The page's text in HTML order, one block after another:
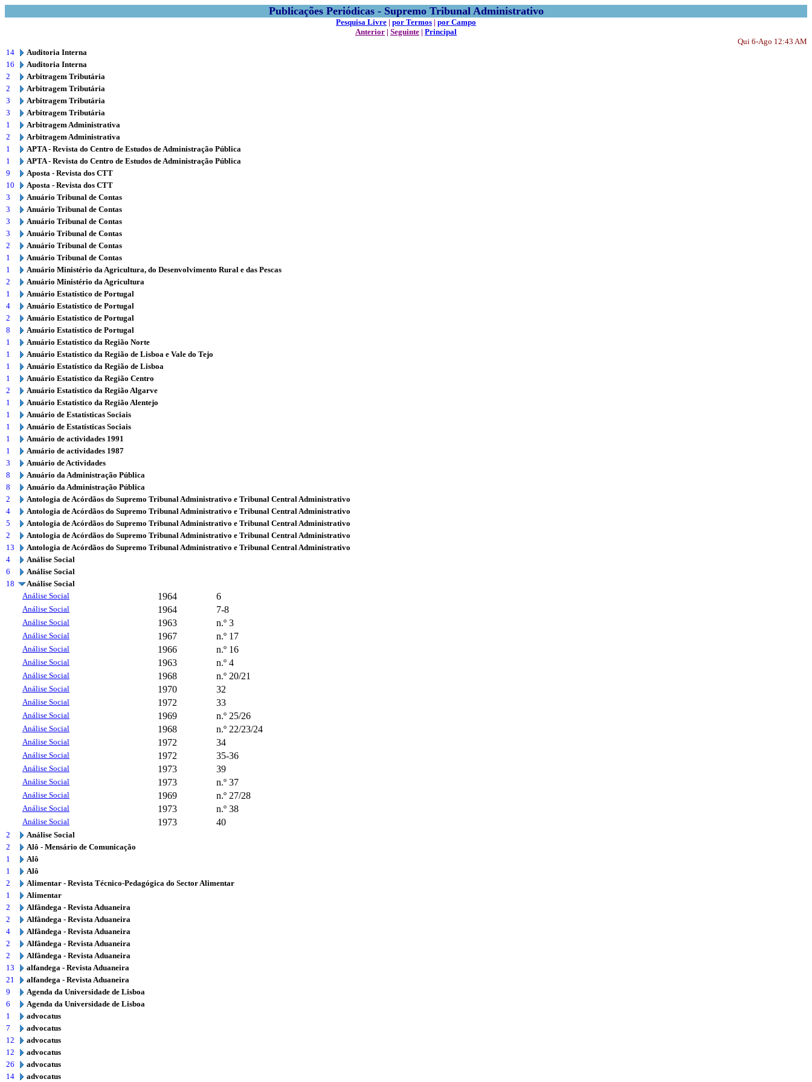
Publicações Periódicas - Supremo Tribunal Administrativo
Pesquisa Livre | por Termos | por Campo
Anterior | Seguinte | Principal
Qui 6-Ago 12:43 AM
14
Auditoria Interna
16
Auditoria Interna
2
Arbitragem Tributária
2
Arbitragem Tributária
3
Arbitragem Tributária
3
Arbitragem Tributária
1
Arbitragem Administrativa
2
Arbitragem Administrativa
1
APTA - Revista do Centro de Estudos de Administração Pública
1
APTA - Revista do Centro de Estudos de Administração Pública
9
Aposta - Revista dos CTT
10
Aposta - Revista dos CTT
3
Anuário Tribunal de Contas
3
Anuário Tribunal de Contas
3
Anuário Tribunal de Contas
3
Anuário Tribunal de Contas
2
Anuário Tribunal de Contas
1
Anuário Tribunal de Contas
1
Anuário Ministério da Agricultura, do Desenvolvimento Rural e das Pescas
2
Anuário Ministério da Agricultura
1
Anuário Estatístico de Portugal
4
Anuário Estatístico de Portugal
2
Anuário Estatístico de Portugal
8
Anuário Estatístico de Portugal
1
Anuário Estatístico da Região Norte
1
Anuário Estatístico da Região de Lisboa e Vale do Tejo
1
Anuário Estatístico da Região de Lisboa
1
Anuário Estatístico da Região Centro
2
Anuário Estatístico da Região Algarve
1
Anuário Estatístico da Região Alentejo
1
Anuário de Estatísticas Sociais
1
Anuário de Estatísticas Sociais
1
Anuário de actividades 1991
1
Anuário de actividades 1987
3
Anuário de Actividades
8
Anuário da Administração Pública
8
Anuário da Administração Pública
2
Antologia de Acórdãos do Supremo Tribunal Administrativo e Tribunal Central Administrativo
4
Antologia de Acórdãos do Supremo Tribunal Administrativo e Tribunal Central Administrativo
5
Antologia de Acórdãos do Supremo Tribunal Administrativo e Tribunal Central Administrativo
2
Antologia de Acórdãos do Supremo Tribunal Administrativo e Tribunal Central Administrativo
13
Antologia de Acórdãos do Supremo Tribunal Administrativo e Tribunal Central Administrativo
4
Análise Social
6
Análise Social
18
Análise Social
Análise Social
1964 6
Análise Social 1964 7-8
Análise Social 1963 n.º 3
Análise Social 1967 n.º 17
Análise Social 1966 n.º 16
Análise Social 1963 n.º 4
Análise Social 1968 n.º 20/21
Análise Social 1970 32
Análise Social 1972 33
Análise Social 1969 n.º 25/26
Análise Social 1968 n.º 22/23/24
Análise Social 1972 34
Análise Social 1972 35-36
Análise Social 1973 39
Análise Social 1973 n.º 37
Análise Social 1969 n.º 27/28
Análise Social 1973 n.º 38
Análise Social 1973 40
2
Análise Social
2
Alô - Mensário de Comunicação
1
Alô
1
Alô
2
Alimentar - Revista Técnico-Pedagógica do Sector Alimentar
1
Alimentar
2
Alfândega - Revista Aduaneira
2
Alfândega - Revista Aduaneira
4
Alfândega - Revista Aduaneira
2
Alfândega - Revista Aduaneira
2
Alfândega - Revista Aduaneira
13
alfandega - Revista Aduaneira
21
alfandega - Revista Aduaneira
9
Agenda da Universidade de Lisboa
6
Agenda da Universidade de Lisboa
1
advocatus
7
advocatus
12
advocatus
12
advocatus
26
advocatus
14
advocatus